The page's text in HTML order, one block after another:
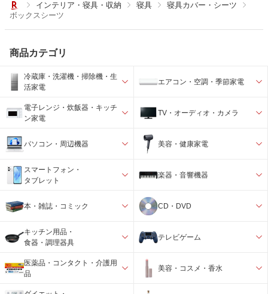
インテリア・寝具・収納 寝具
寝具カバー・シーツ
ボックスシーツ
商品カテゴリ
冷蔵庫・洗濯機・掃除機・生
活家電
エアコン・空調・季節家電
電子レンジ・炊飯器・キッチ
ン家電
TV・オーディオ・カメラ
パソコン・周辺機器 美容・健康家電
スマートフォン・
タブレット
楽器・音響機器
本・雑誌・コミック CD・DVD
キッチン用品・
食器・調理器具
テレビゲーム
医薬品・コンタクト・介護用
品
美容・コスメ・香水